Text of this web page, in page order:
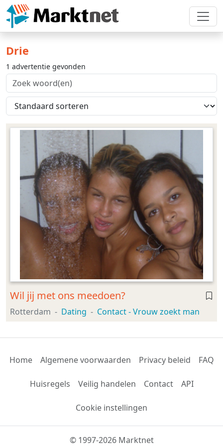
Drie
1 advertentie gevonden
Wil jij met ons meedoen?
Rotterdam Dating Contact - Vrouw zoekt man
Home Algemene voorwaarden Privacy beleid FAQ
Huisregels Veilig handelen Contact API
Cookie instellingen
© 1997-2026 Marktnet